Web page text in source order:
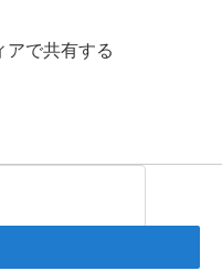
アで共有する